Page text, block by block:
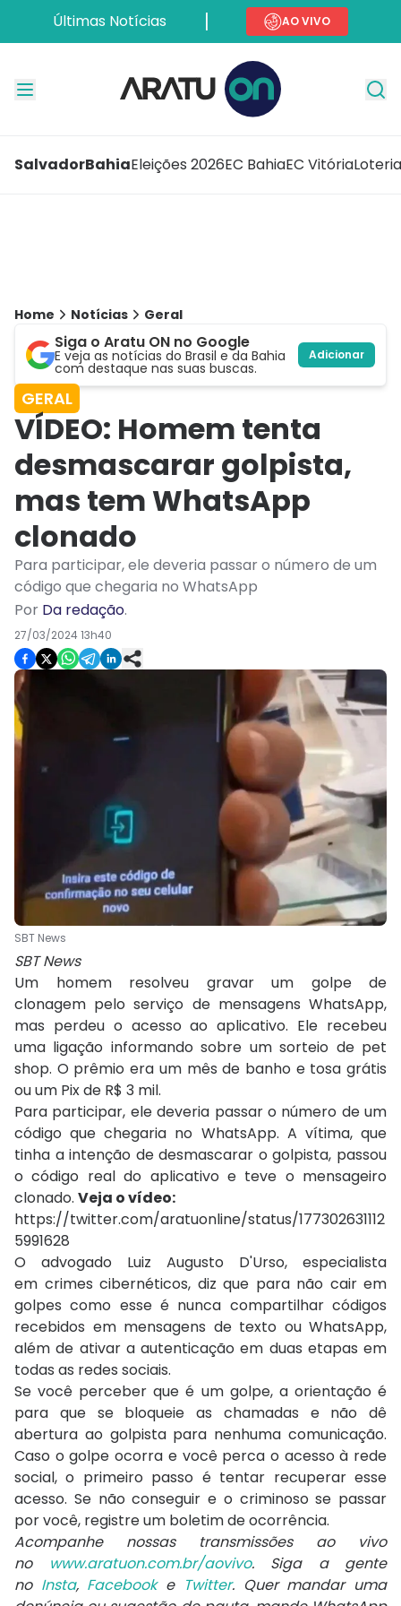
Últimas Notícias AO VIVO
SalvadorBahiaEleições 2026EC BahiaEC Vitória
Home Notícias Geral
Siga o Aratu ON no Google
E veja as notícias do Brasil e da Bahia
com destaque nas suas buscas.
Adicionar
GERAL
VÍDEO: Homem tenta
desmascarar golpista,
mas tem WhatsApp
clonado
Para participar, ele deveria passar o número de um
código que chegaria no WhatsApp
Por Da redação.
27/03/2024 13h40
SBT News
SBT News
Um homem resolveu gravar um golpe de
clonagem pelo serviço de mensagens WhatsApp,
mas perdeu o acesso ao aplicativo. Ele recebeu
uma ligação informando sobre um sorteio de pet
shop. O prêmio era um mês de banho e tosa grátis
ou um Pix de R$ 3 mil.
Para participar, ele deveria passar o número de um
código que chegaria no WhatsApp. A vítima, que
tinha a intenção de desmascarar o golpista, passou
o código real do aplicativo e teve o mensageiro
clonado. Veja o vídeo:
https://twitter.com/aratuonline/status/177302631112
5991628
O advogado Luiz Augusto D'Urso, especialista
em crimes cibernéticos, diz que para não cair em
golpes como esse é nunca compartilhar códigos
recebidos em mensagens de texto ou WhatsApp,
além de ativar a autenticação em duas etapas em
todas as redes sociais.
Se você perceber que é um golpe, a orientação é
para que se bloqueie as chamadas e não dê
abertura ao golpista para nenhuma comunicação.
Caso o golpe ocorra e você perca o acesso à rede
social, o primeiro passo é tentar recuperar esse
acesso. Se não conseguir e o criminoso se passar
por você, registre um boletim de ocorrência.
Acompanhe nossas transmissões ao vivo
no
www.aratuon.com.br/aovivo. Siga a gente
no Insta, Facebooke Twitter. Quer mandar uma